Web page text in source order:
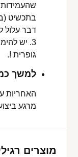
בתכשיט
דבר עלול
3. יש
גופרית !.
למשך
האחריות
מרגע
מוצרים